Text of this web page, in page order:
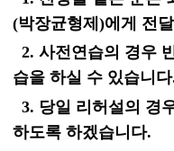
(박장균형제)에게 전달
2. 사전연습의 경우
습을 하실 수 있습니
3. 당일 리허설의 경
하도록 하겠습니다.